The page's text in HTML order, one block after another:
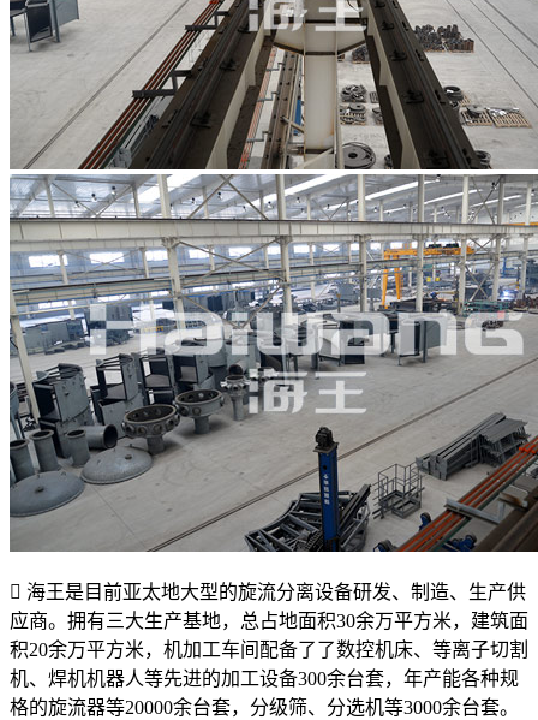
 海王是目前亚太地大型的旋流分离设备研发、制造、生产供
应商。拥有三大生产基地，总占地面积30余万平方米，建筑面
积20余万平方米，机加工车间配备了了数控机床、等离子切割
机、焊机机器人等先进的加工设备300余台套，年产能各种规
格的旋流器等20000余台套，分级筛、分选机等3000余台套。